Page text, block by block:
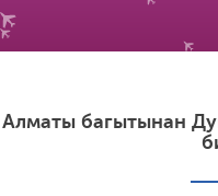
Алматы багытынан